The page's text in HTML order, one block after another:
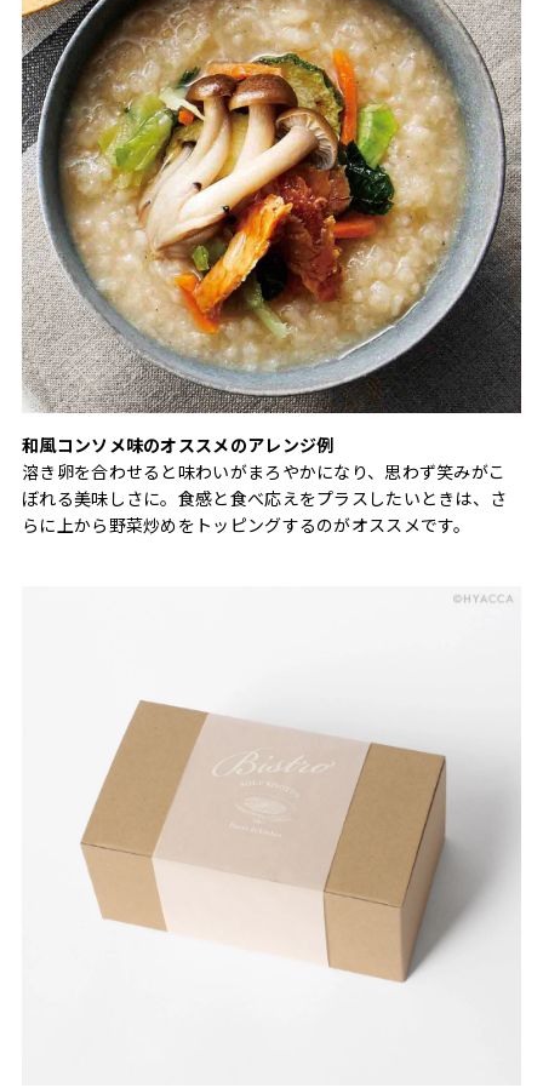
和風コンソメ味のオススメのアレンジ例
溶き卵を合わせると味わいがまろやかになり、思わず笑みがこ
ぼれる美味しさに。食感と食べ応えをプラスしたいときは、さ
らに上から野菜炒めをトッピングするのがオススメです。